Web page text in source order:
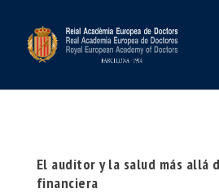
El auditor y la salud más allá
financiera